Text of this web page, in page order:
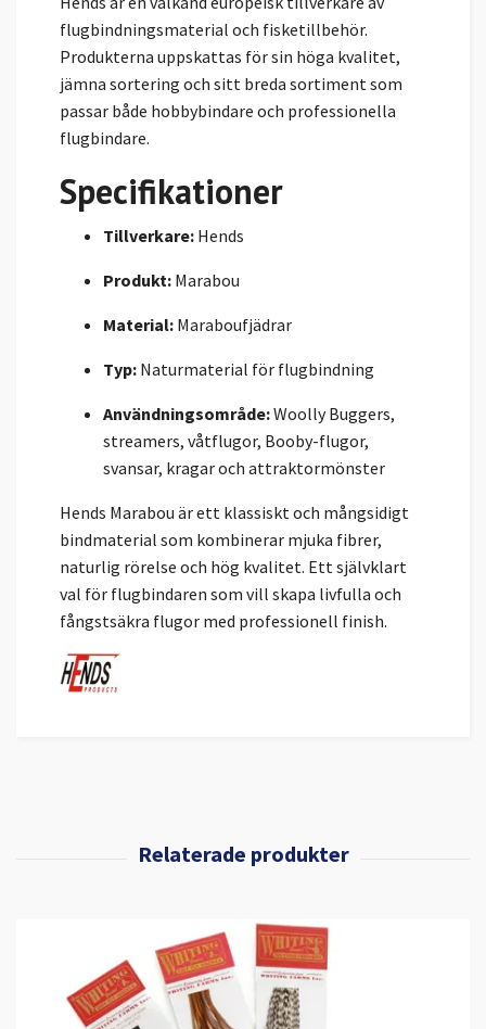
flugbindningsmaterial och fisketillbehör.
Produkterna uppskattas för sin höga kvalitet,
jämna sortering och sitt breda sortiment som
passar både hobbybindare och professionella
flugbindare.
Specifikationer
Tillverkare: Hends
Produkt: Marabou
Material: Maraboufjädrar
Typ: Naturmaterial för flugbindning
Användningsområde:Woolly Buggers,
streamers, våtflugor, Booby-flugor,
svansar, kragar och attraktormönster
Hends Marabou är ett klassiskt och mångsidigt
bindmaterial som kombinerar mjuka fibrer,
naturlig rörelse och hög kvalitet. Ett självklart
val för flugbindaren som vill skapa livfulla och
fångstsäkra flugor med professionell finish.